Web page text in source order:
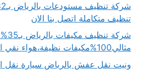
تنظيف متكاملة اتصل بنا الان
شركة
مثالي100%مكيفات نظيفة،هواء نقي اتصل بنا الان
ونيت نقل عفش بالرياض سيارة نقل